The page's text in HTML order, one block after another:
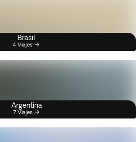
Brasil
4 Viajes
Argentina
7 Viajes